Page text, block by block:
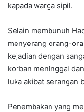
kapada warga sipil.
Selain membunuh
menyerang orang-
kejadian dengan
korban meninggal
luka akibat serangan
Penembakan yang